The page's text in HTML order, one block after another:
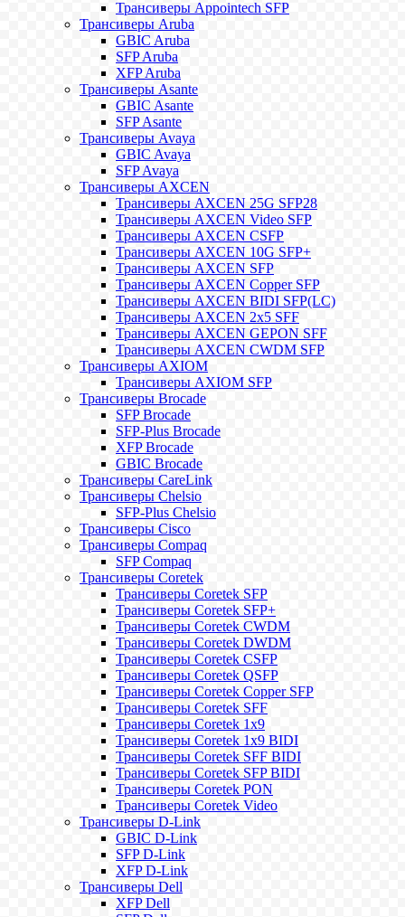
Трансиверы Appointech SFP
Трансиверы Aruba
GBIC Aruba
SFP Aruba
XFP Aruba
Трансиверы Asante
GBIC Asante
SFP Asante
Трансиверы Avaya
GBIC Avaya
SFP Avaya
Трансиверы AXCEN
Трансиверы AXCEN 25G SFP28
Трансиверы AXCEN Video SFP
Трансиверы AXCEN CSFP
Трансиверы AXCEN 10G SFP+
Трансиверы AXCEN SFP
Трансиверы AXCEN Copper SFP
Трансиверы AXCEN BIDI SFP(LC)
Трансиверы AXCEN 2x5 SFF
Трансиверы AXCEN GEPON SFF
Трансиверы AXCEN CWDM SFP
Трансиверы AXIOM
Трансиверы AXIOM SFP
Трансиверы Brocade
SFP Brocade
SFP-Plus Brocade
XFP Brocade
GBIC Brocade
Трансиверы CareLink
Трансиверы Chelsio
SFP-Plus Chelsio
Трансиверы Cisco
Трансиверы Compaq
SFP Compaq
Трансиверы Coretek
Трансиверы Coretek SFP
Трансиверы Coretek SFP+
Трансиверы Coretek CWDM
Трансиверы Coretek DWDM
Трансиверы Coretek CSFP
Трансиверы Coretek QSFP
Трансиверы Coretek Copper SFP
Трансиверы Coretek SFF
Трансиверы Coretek 1x9
Трансиверы Coretek 1x9 BIDI
Трансиверы Coretek SFF BIDI
Трансиверы Coretek SFP BIDI
Трансиверы Coretek PON
Трансиверы Coretek Video
Трансиверы D-Link
GBIC D-Link
SFP D-Link
XFP D-Link
Трансиверы Dell
XFP Dell